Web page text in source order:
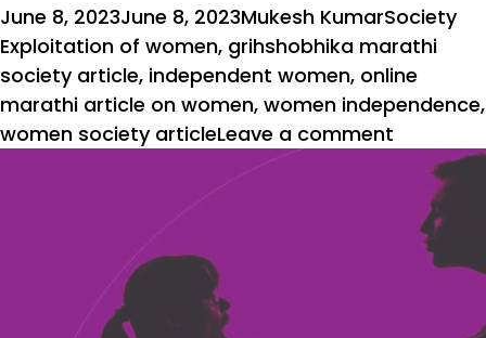
Posted
on
June 8, 2023June 8, 2023Author
Mukesh KumarSociety
Exploitation of women, grihshobhika marathi
society article, independent women, online
marathi article on women, women independence,
women society articleLeave a comment
महिलांचे
शोषण